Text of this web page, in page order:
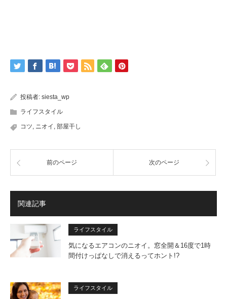
投稿者: siesta_wp
ライフスタイル
コツ ニオイ 部屋干し
前のページ 次のページ
関連記事
ライフスタイル
気になるエアコンのニオイ。窓全開＆16度で1時
間付けっぱなしで消えるってホント!?
ライフスタイル